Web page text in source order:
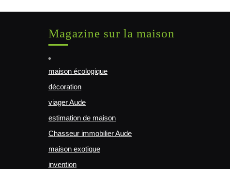
Magazine sur la maison
maison écologique
décoration
viager Aude
estimation de maison
Chasseur immobilier Aude
maison exotique
invention